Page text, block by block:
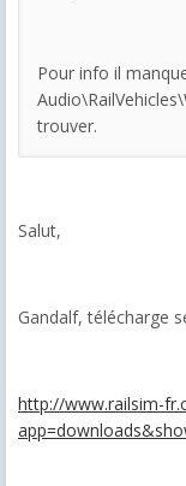
Pour info il
trouver.
Salut,
Gandalf, télécharge
http://www.railsim-